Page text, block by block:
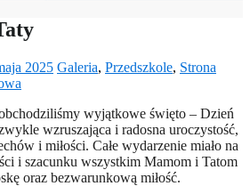
2025 Galeria, Przedszkole, Strona
wyjątkowe święto – Dzień
wzruszająca i radosna uroczystość,
i miłości. Całe wydarzenie miało na
i szacunku wszystkim Mamom i Tatom
oraz bezwarunkową miłość.